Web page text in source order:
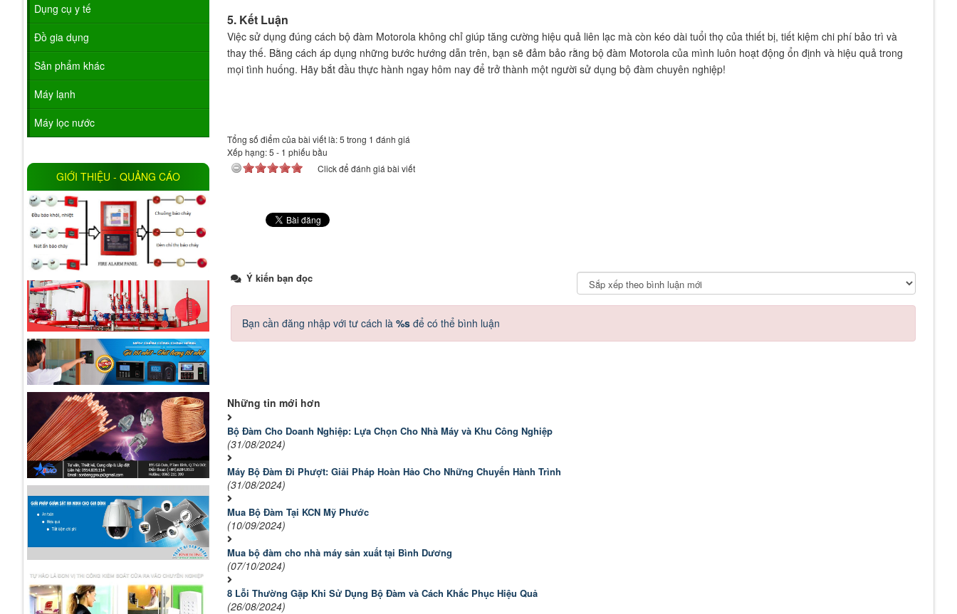
5. Kết Luận
Việc sử dụng đúng cách bộ đàm Motorola không chỉ giúp tăng cường hiệu quả liên lạc mà còn kéo dài tuổi thọ của thiết bị, tiết kiệm chi phí bảo trì và
thay thế. Bằng cách áp dụng những bước hướng dẫn trên, bạn sẽ đảm bảo rằng bộ đàm Motorola của mình luôn hoạt động ổn định và hiệu quả trong
mọi tình huống. Hãy bắt đầu thực hành ngay hôm nay để trở thành một người sử dụng bộ đàm chuyên nghiệp!
Tổng số điểm của bài viết là: 5 trong 1 đánh giá
Xếp hạng:5 - 1 phiếu bầu
Click để đánh giá bài viết
Ý kiến bạn đọc
Bạn cần đăng nhập với tư cách là%s để có thể bình luận
Những tin mới hơn
Bộ Đàm Cho Doanh Nghiệp: Lựa Chọn Cho Nhà Máy và Khu Công Nghiệp
(31/08/2024)
Máy Bộ Đàm Đi Phượt: Giải Pháp Hoàn Hảo Cho Những Chuyến Hành Trình
(31/08/2024)
Mua Bộ Đàm Tại KCN Mỹ Phước
(10/09/2024)
Mua bộ đàm cho nhà máy sản xuất tại Bình Dương
(07/10/2024)
8 Lỗi Thường Gặp Khi Sử Dụng Bộ Đàm và Cách Khắc Phục Hiệu Quả
(26/08/2024)
Dụng cụ y tế
Đồ gia dụng
Sản phẩm khác
Máy lạnh
Máy lọc nước
GIỚI THIỆU - QUẢNG CÁO